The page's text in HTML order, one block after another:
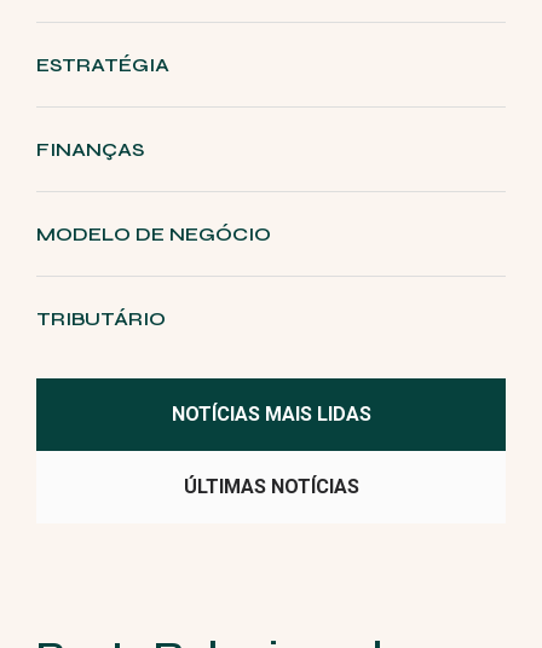
ESTRATÉGIA
FINANÇAS
MODELO DE NEGÓCIO
TRIBUTÁRIO
NOTÍCIAS MAIS LIDAS
ÚLTIMAS NOTÍCIAS